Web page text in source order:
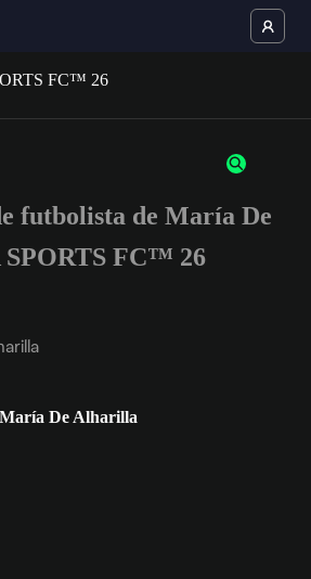
de 3 caracteres o números
futbolista de María De
FC™ 26
María De Alharilla